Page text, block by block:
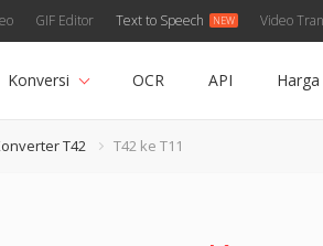
GIF Editor Text to Speech Video
Konversi OCR API Harga
T42 T42 ke T11